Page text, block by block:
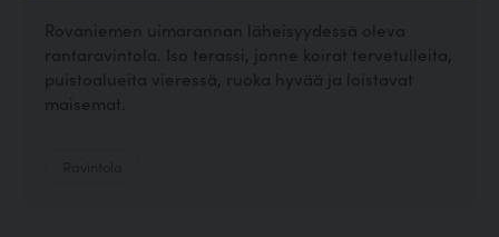
Rovaniemen uimarannan läheisyydessä oleva
rantaravintola. Iso terassi, jonne koirat tervetulleita,
puistoalueita vieressä, ruoka hyvää ja loistavat
maisemat.